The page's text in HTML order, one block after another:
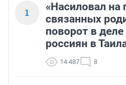
1
«Насиловал на
связанных
поворот в
россиян в
14 487 8